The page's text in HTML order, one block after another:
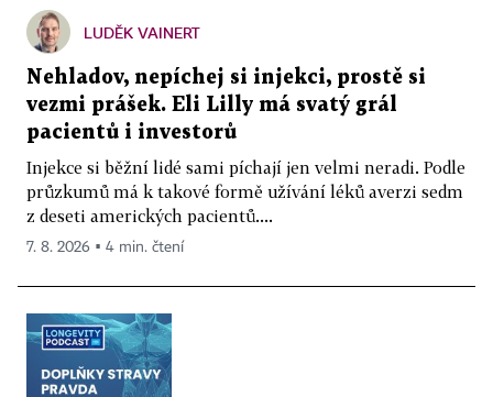
LUDĚK VAINERT
Nehladov, nepíchej si injekci, prostě si
vezmi prášek. Eli Lilly má svatý grál
pacientů i investorů
Injekce si běžní lidé sami píchají jen velmi neradi. Podle
průzkumů má k takové formě užívání léků averzi sedm
z deseti amerických pacientů....
7. 8. 2026 ▪ 4 min. čtení